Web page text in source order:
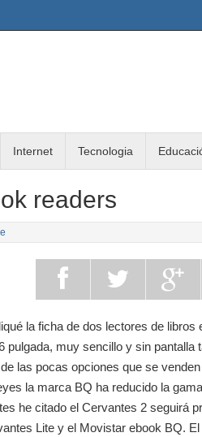
Internet Tecnologia
readers
la ficha de dos lectores de
pulgada, muy sencillo y sin
las pocas opciones que se
la marca BQ ha reducido la
he citado el Cervantes 2 seguirá
Lite y el Movistar ebook BQ.